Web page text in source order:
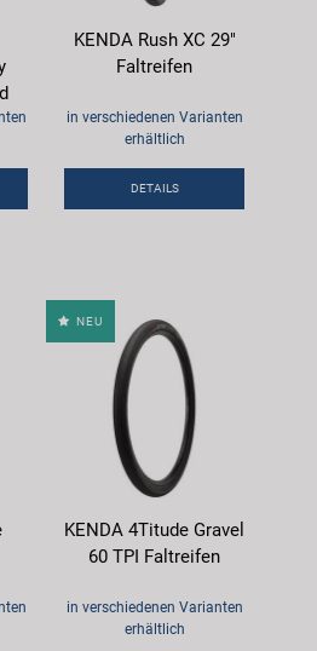
KENDA Rush XC 29"
Faltreifen
in verschiedenen Varianten
erhältlich
DETAILS
NEU
KENDA 4Titude Gravel
60 TPI Faltreifen
in verschiedenen Varianten
erhältlich